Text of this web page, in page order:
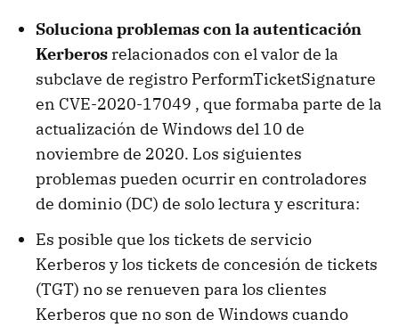
Soluciona problemas con la autenticación
Kerberos relacionados con el valor de la
subclave de registro PerformTicketSignature
en CVE-2020-17049 , que formaba parte de la
actualización de Windows del 10 de
noviembre de 2020. Los siguientes
problemas pueden ocurrir en controladores
de dominio (DC) de solo lectura y escritura:
Es posible que los tickets de servicio
Kerberos y los tickets de concesión de tickets
(TGT) no se renueven para los clientes
Kerberos que no son de Windows cuando